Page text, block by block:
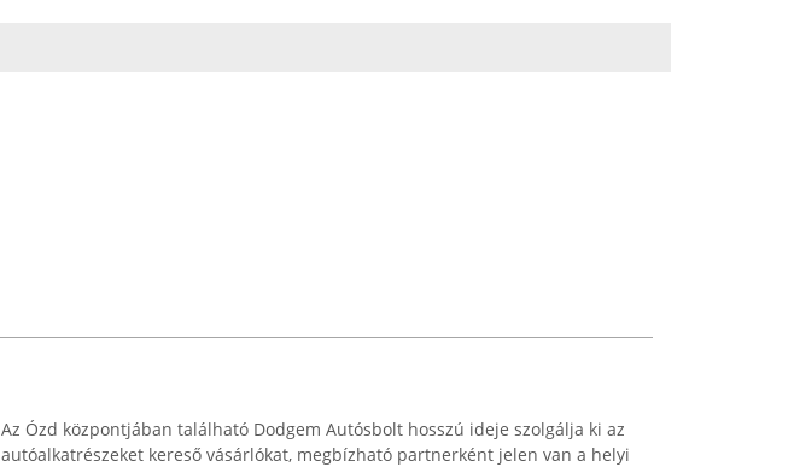
Az Ózd központjában található Dodgem Autósbolt hosszú ideje szolgálja ki az
autóalkatrészeket kereső vásárlókat, megbízható partnerként jelen van a helyi